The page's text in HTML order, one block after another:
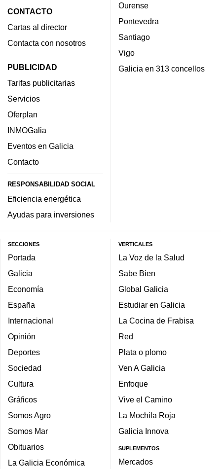
CONTACTO
Cartas al director
Contacta con nosotros
PUBLICIDAD
Tarifas publicitarias
Servicios
Oferplan
INMOGalia
Eventos en Galicia
Contacto
RESPONSABILIDAD SOCIAL
Eficiencia energética
Ayudas para inversiones
Ourense
Pontevedra
Santiago
Vigo
Galicia en 313 concellos
SECCIONES
Portada
Galicia
Economía
España
Internacional
Opinión
Deportes
Sociedad
Cultura
Gráficos
Somos Agro
Somos Mar
Obituarios
La Galicia Económica
VERTICALES
La Voz de la Salud
Sabe Bien
Global Galicia
Estudiar en Galicia
La Cocina de Frabisa
Red
Plata o plomo
Ven A Galicia
Enfoque
Vive el Camino
La Mochila Roja
Galicia Innova
SUPLEMENTOS
Mercados